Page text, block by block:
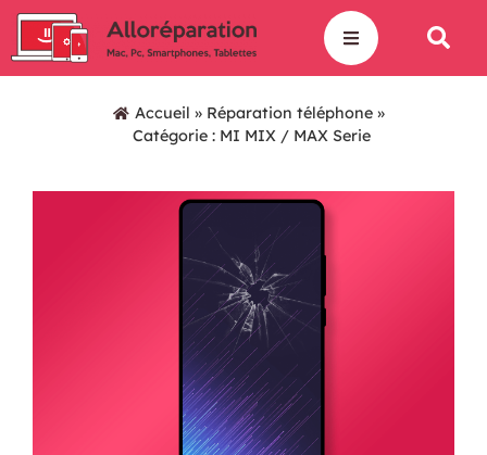
Accueil » Réparation téléphone »
Catégorie : MI MIX / MAX Serie